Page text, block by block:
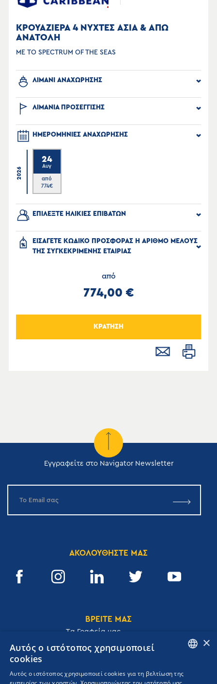
ΚΡΟΥΑΖΙΕΡΑ 4 ΝΥΧΤΕΣ ΑΣΙΑ & ΑΠΩ
ΑΝΑΤΟΛΗ
ΜΕ ΤΟ SPECTRUM OF THE SEAS
ΛΙΜΑΝΙ ΑΝΑΧΩΡΗΣΗΣ
ΛΙΜΑΝΙΑ ΠΡΟΣΕΓΓΙΣΗΣ
ΗΜΕΡΟΜΗΝΙΕΣ ΑΝΑΧΩΡΗΣΗΣ
2026
24
Αυγ
από
774€
ΕΠΙΛΕΞΤΕ ΗΛΙΚΙΕΣ ΕΠΙΒΑΤΩΝ
ΕΙΣΑΓΕΤΕ ΚΩΔΙΚΟ ΠΡΟΣΦΟΡΑΣ Η ΑΡΙΘΜΟ ΜΕΛΟΥΣ
ΤΗΣ ΣΥΓΚΕΚΡΙΜΕΝΗΣ ΕΤΑΙΡΙΑΣ
από
774,00 €
ΚΡΑΤΗΣΗ
Εγγραφείτε στο Navigator Newsletter
ΑΚΟΛΟΥΘΗΣΤΕ ΜΑΣ
ΒΡΕΙΤΕ ΜΑΣ
Tα Γραφεία μας
Ακαδημίας 32, 106 72, Αθήνα, Ελλάδα
×
Αυτός ο ιστότοπος χρησιμοποιεί
cookies
Αυτός ο ιστότοπος χρησιμοποιεί cookies για τη βελτίωση της